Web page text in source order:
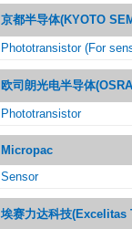
京都半导体(KYOTO
Phototransistor (For
欧司朗光电半导体
Phototransistor
Micropac
Sensor
埃赛力达科技